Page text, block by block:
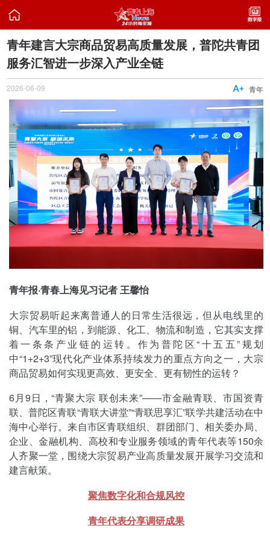

青年建言大宗商品贸易高质量发展，普陀共青团
服务汇智进一步深入产业全链
2026-06-09 青年

青年报·青春上海见习记者 王馨怡
大宗贸易听起来离普通人的日常生活很远，但从电线里的
铜、汽车里的铝，到能源、化工、物流和制造，它其实支撑
着一条条产业链的运转。作为普陀区“十五五”规划
中“1+2+3”现代化产业体系持续发力的重点方向之一，大宗
商品贸易如何实现更高效、更安全、更有韧性的运转？
6月9日，“青聚大宗 联创未来”——市金融青联、市国资青
联、普陀区青联“青联大讲堂”“青联思享汇”联学共建活动在中
海中心举行。来自市区青联组织、群团部门、相关委办局、
企业、金融机构、高校和专业服务领域的青年代表等150余
人齐聚一堂，围绕大宗贸易产业高质量发展开展学习交流和
建言献策。
聚焦数字化和合规风控
青年代表分享调研成果